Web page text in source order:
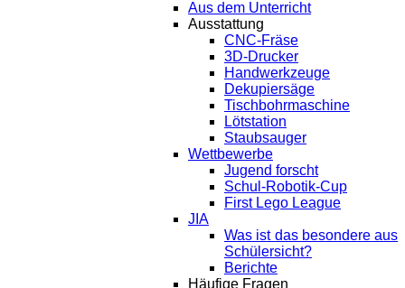
Aus dem Unterricht
Ausstattung
CNC-Fräse
3D-Drucker
Handwerkzeuge
Dekupiersäge
Tischbohrmaschine
Lötstation
Staubsauger
Wettbewerbe
Jugend forscht
Schul-Robotik-Cup
First Lego League
JIA
Was ist das besondere aus
Schülersicht?
Berichte
Häufige Fragen